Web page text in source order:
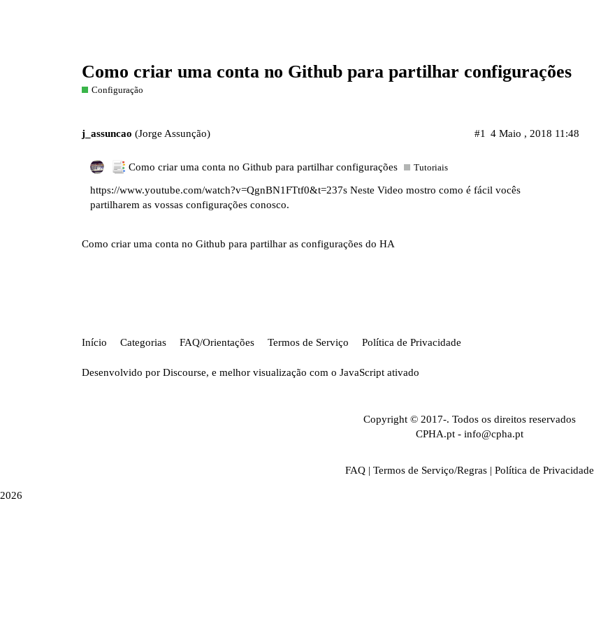
Como criar uma conta no Github para partilhar configurações
Configuração
j_assuncao (Jorge Assunção) 4 Maio , 2018 11:48
#1
Como criar uma conta no Github para partilhar configurações Tutoriais
https://www.youtube.com/watch?v=QgnBN1FTtf0&t=237s Neste Video mostro como é fácil vocês
partilharem as vossas configurações conosco.
Como criar uma conta no Github para partilhar as configurações do HA
Início Categorias FAQ/Orientações Termos de Serviço Política de Privacidade
Desenvolvido por Discourse, e melhor visualização com o JavaScript ativado
Copyright © 2017-. Todos os direitos reservados
CPHA.pt - info@cpha.pt
FAQ | Termos de Serviço/Regras | Política de Privacidade
2026